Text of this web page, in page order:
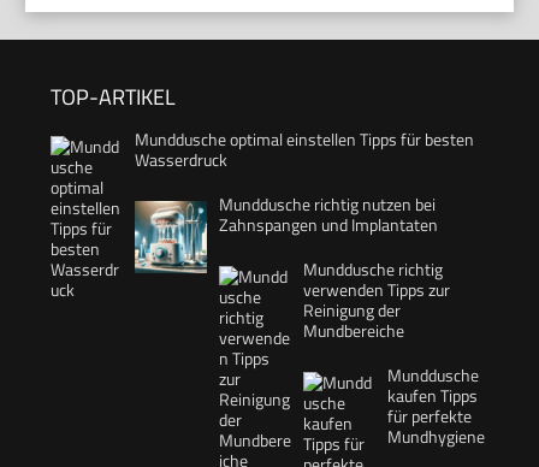
TOP-ARTIKEL
Munddusche optimal einstellen Tipps für besten
Wasserdruck
Munddusche richtig nutzen bei
Zahnspangen und Implantaten
Munddusche richtig
verwenden Tipps zur
Reinigung der
Mundbereiche
Munddusche
kaufen Tipps
für perfekte
Mundhygiene